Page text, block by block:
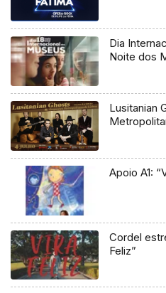
Dia
Noite dos
Lusitanian
Apoio A1:
Cordel
Feliz”